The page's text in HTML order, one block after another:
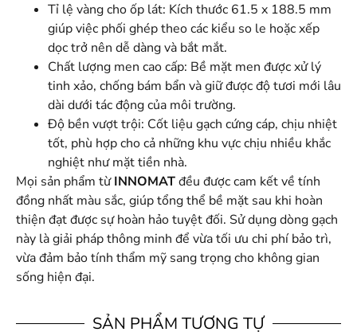
Tỉ lệ vàng cho ốp lát: Kích thước 61.5 x 188.5 mm
giúp việc phối ghép theo các kiểu so le hoặc xếp
dọc trở nên dễ dàng và bắt mắt.
Chất lượng men cao cấp: Bề mặt men được xử lý
tinh xảo, chống bám bẩn và giữ được độ tươi mới lâu
dài dưới tác động của môi trường.
Độ bền vượt trội: Cốt liệu gạch cứng cáp, chịu nhiệt
tốt, phù hợp cho cả những khu vực chịu nhiều khắc
nghiệt như mặt tiền nhà.
Mọi sản phẩm từINNOMATđều được cam kết về tính
đồng nhất màu sắc, giúp tổng thể bề mặt sau khi hoàn
thiện đạt được sự hoàn hảo tuyệt đối. Sử dụng dòng gạch
này là giải pháp thông minh để vừa tối ưu chi phí bảo trì,
vừa đảm bảo tính thẩm mỹ sang trọng cho không gian
sống hiện đại.
SẢN PHẨM TƯƠNG TỰ